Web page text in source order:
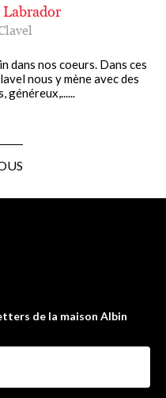
dans nos coeurs. Dans ces
nous y mène avec des
généreux,......
de la maison Albin